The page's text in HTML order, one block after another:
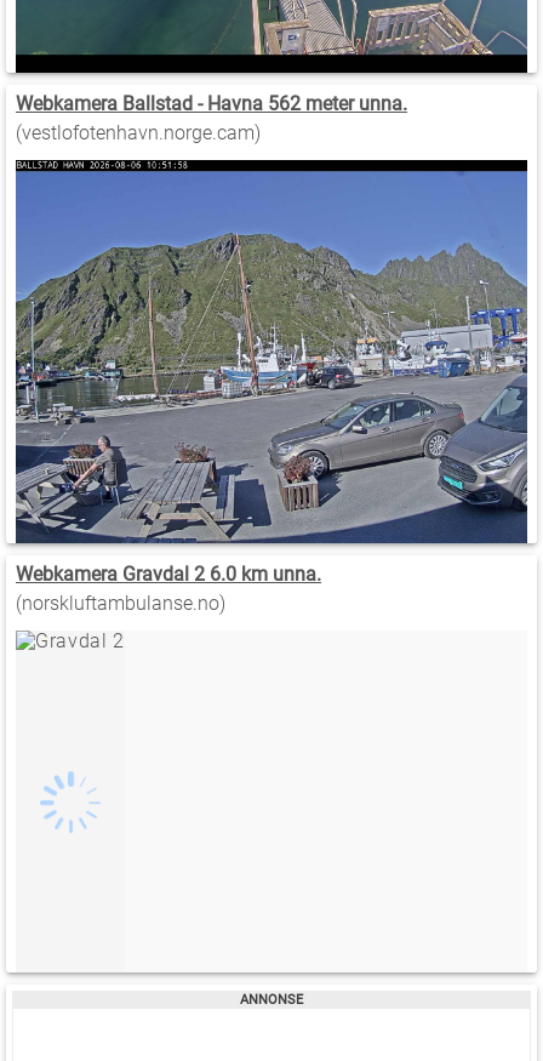
Webkamera Ballstad - Havna 562 meter unna.
(vestlofotenhavn.norge.cam)
Webkamera Gravdal 2 6.0 km unna.
(norskluftambulanse.no)